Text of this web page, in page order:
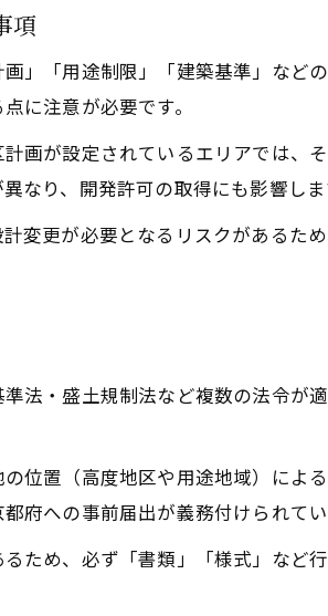
土木工事における盛土規制の適用事例
可基準を押さえるためのコツ
土木工事で開発許可基準を確実に満た
精華町の開発基準における土木工事
開発許可取得時の土木工事基準チェッ
社会基盤強化のための土木工事基準の
土木工事現場で守るべき基準遵守の実
項
」「用途制限」「建築基準」など
に注意が必要です。
画が設定されているエリアでは、
なり、開発許可の取得にも影響しま
変更が必要となるリスクがあるた
法・盛土規制法など複数の法令が
位置（高度地区や用途地域）によ
府への事前届出が義務付けられてい
ため、必ず「書類」「様式」など